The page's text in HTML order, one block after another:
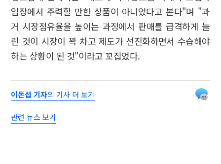
입장에서 주력할 만한 상품이 아니었다고 본다"며 "과
거 시장점유율을 높이는 과정에서 판매를 급격하게 늘
린 것이 시장이 꽉 차고 제도가 선진화하면서 수습해야
하는 상황이 된 것"이라고 꼬집었다.
이돈섭 기자의 기사 더 보기
관련 뉴스 보기